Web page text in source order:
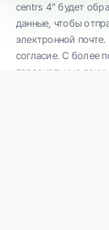
centrs 4” будет
данные, чтобы
электронной
согласие. С более
персональные